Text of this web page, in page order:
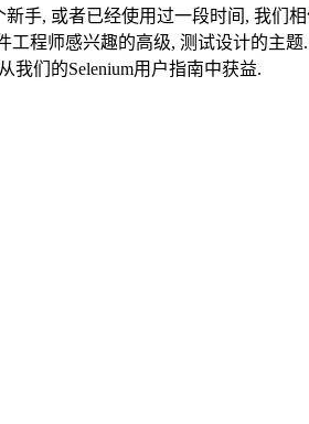
手, 或者已经使用过一段时间, 我们
程师感兴趣的高级, 测试设计的主题
我们的Selenium用户指南中获益.